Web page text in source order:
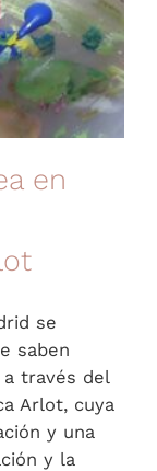
en
se
saben
través del
Arlot, cuya
y una
y la